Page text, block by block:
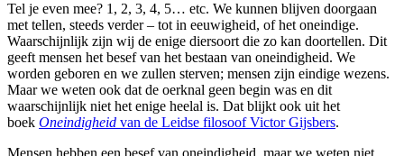
Tel je even mee? 1, 2, 3, 4, 5… etc. We kunnen blijven doorgaan
met tellen, steeds verder – tot in eeuwigheid, of het oneindige.
Waarschijnlijk zijn wij de enige diersoort die zo kan doortellen. Dit
geeft mensen het besef van het bestaan van oneindigheid. We
worden geboren en we zullen sterven; mensen zijn eindige wezens.
Maar we weten ook dat de oerknal geen begin was en dit
waarschijnlijk niet het enige heelal is. Dat blijkt ook uit het
boek Oneindigheid van de Leidse filosoof Victor Gijsbers.